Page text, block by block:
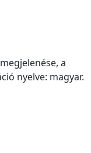
a
nyelve: magyar.